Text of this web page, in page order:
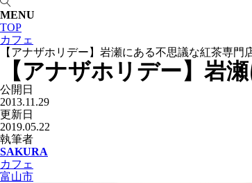
MENU
TOP
カフェ
【アナザホリデー】岩瀬にある不思議な紅茶専門
【アナザホリデー】岩
公開日
2013.11.29
更新日
2019.05.22
執筆者
SAKURA
カフェ
富山市